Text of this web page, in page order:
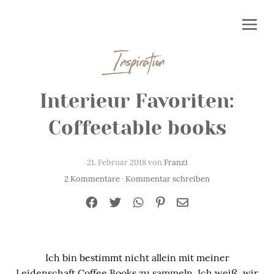
Inspiration
Interieur Favoriten:
Coffeetable books
21. Februar 2018 vonFranzi
2 Kommentare · Kommentar schreiben
Ich bin bestimmt nicht allein mit meiner